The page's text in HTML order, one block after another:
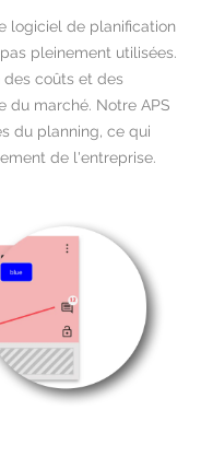
logiciel de planification
pleinement utilisées.
coûts et des
du marché. Notre APS
du planning, ce qui
de l'entreprise.